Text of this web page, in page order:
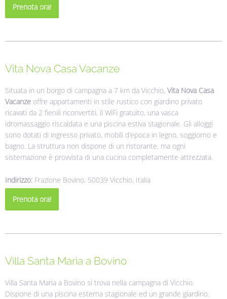
Prenota ora!
Vita Nova Casa Vacanze
Situata in un borgo di campagna a 7 km da Vicchio, Vita Nova Casa
Vacanze offre appartamenti in stile rustico con giardino privato
ricavati da 2 fienili riconvertiti, il WiFi gratuito, una vasca
idromassaggio riscaldata e una piscina estiva stagionale. Gli alloggi
sono dotati di ingresso privato, mobili d’epoca in legno, soggiorno e
bagno. La struttura non dispone di un ristorante, ma ogni
sistemazione è provvista di una cucina completamente attrezzata.
Indirizzo: Frazione Bovino, 50039 Vicchio, Italia
Prenota ora!
Villa Santa Maria a Bovino
Villa Santa Maria a Bovino si trova nella campagna di Vicchio.
Dispone di una piscina esterna stagionale ed un grande giardino.